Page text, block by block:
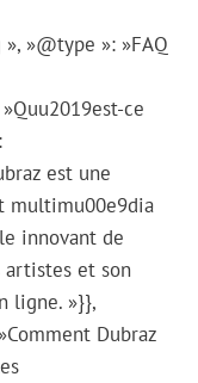
»@type »: »FAQ
ce
est une
multimu00e9dia
innovant de
artistes et son
ligne. »}},
Dubraz